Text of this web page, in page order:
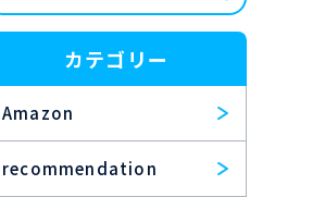
カテゴリー
Amazon
recommendation